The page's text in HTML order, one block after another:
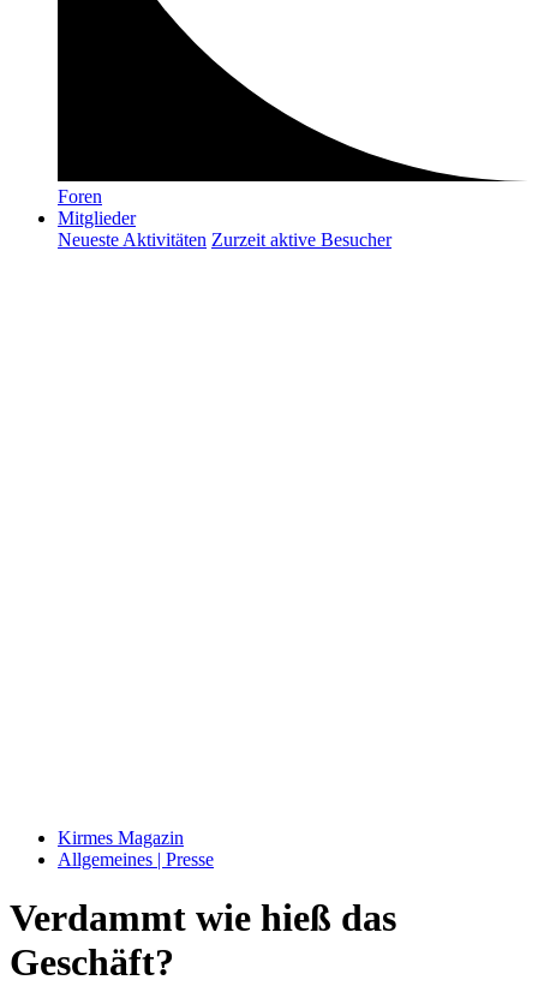
Foren
Mitglieder
Neueste Aktivitäten Zurzeit aktive Besucher
Kirmes Magazin
Allgemeines | Presse
Verdammt wie hieß das
Geschäft?